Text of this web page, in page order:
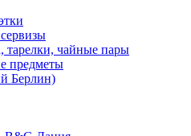
тарелки, чайные пары
предметы
Берлин)